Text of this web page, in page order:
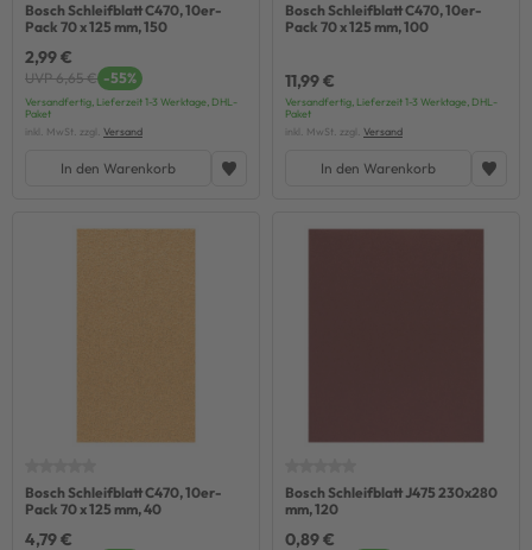
Bosch Schleifblatt C470, 10er-
Pack 70 x 125 mm, 150
2,99 €
UVP 6,65 € -55%
Versandfertig, Lieferzeit 1-3 Werktage, DHL-
Paket
inkl. MwSt. zzgl. Versand
In den Warenkorb
Bosch Schleifblatt C470, 10er-
Pack 70 x 125 mm, 100
11,99 €
Versandfertig, Lieferzeit 1-3 Werktage, DHL-
Paket
inkl. MwSt. zzgl. Versand
In den Warenkorb
Bosch Schleifblatt C470, 10er-
Pack 70 x 125 mm, 40
4,79 €
Bosch Schleifblatt J475 230x280
mm, 120
0,89 €